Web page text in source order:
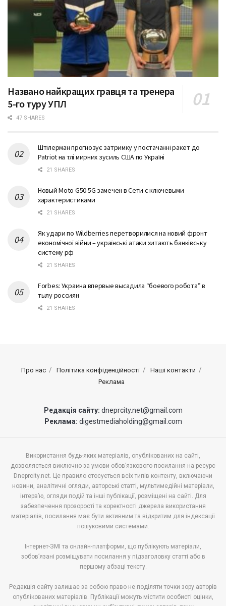
Названо найкращих гравця та тренера
5-го туру УПЛ
47 SHARES
Штілерман прогнозує затримку у постачанні ракет до
Patriot на тлі мирних зусиль США по Україні
21 SHARES
Новый Moto G50 5G замечен в Сети с ключевыми
характеристиками
21 SHARES
Як удари по Wildberries перетворилися на новий фронт
економічної війни – українські атаки хитають банківську
систему рф
21 SHARES
Forbes: Украина впервые высадила “боевого робота” в
тылу россиян
21 SHARES
Про нас Політика конфіденційності
Наші контакти
Реклама
Редакція сайту: dneprcity.net@gmail.com
Реклама: digestmediaholding@gmail.com
Використання будь-яких матеріалів, опублікованих на сайті,
дозволяється виключно за умови обов’язкового посилання на ресурс
Dneprcity.net. Це правило стосується всіх типів контенту, включаючи
новини, аналітичні огляди, авторські статті, мультимедійні матеріали,
інтерв’ю, огляди подій та інші публікації, розміщені на сайті. Для
забезпечення прозорості та коректності джерела використання
матеріалів, посилання має бути активним та відкритим для індексації
пошуковими системами.
Інтернет-ЗМІ та онлайн-платформи, що публікують матеріали,
зобов’язані розміщувати посилання у підзаголовку статті або в
першому абзаці тексту.
Редакція сайту залишає за собою право не поділяти точки зору авторів
опублікованих матеріалів. Публікації можуть містити особисті оцінки,